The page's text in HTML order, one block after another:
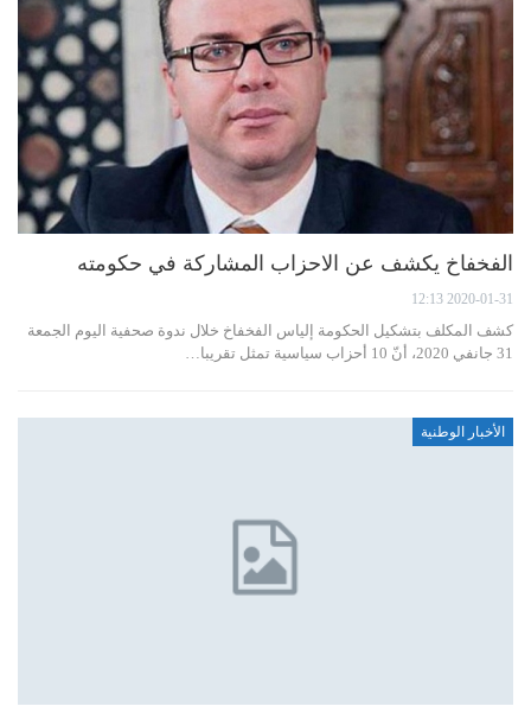
الفخفاخ يكشف عن الاحزاب المشاركة في حكومته
2020-01-31 12:13
كشف المكلف بتشكيل الحكومة إلياس الفخفاخ خلال ندوة صحفية اليوم الجمعة
31 جانفي 2020، أنّ 10 أحزاب سياسية تمثل تقريبا…
الأخبار الوطنية